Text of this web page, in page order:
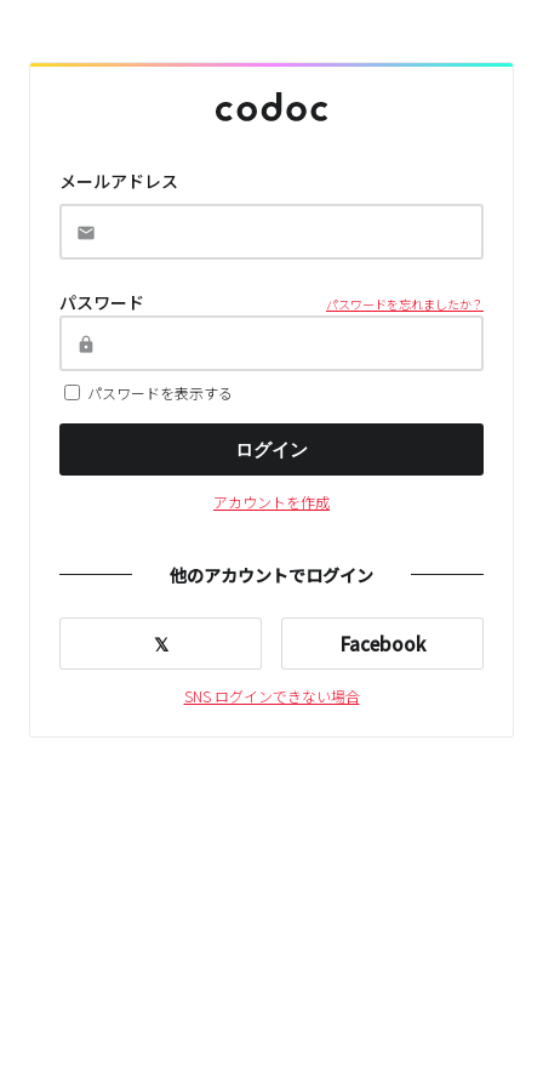
メールアドレス
パスワード パスワードを忘れましたか？
パスワードを表示する
ログイン
アカウントを作成
他のアカウントでログイン
𝕏 Facebook
SNS ログインできない場合